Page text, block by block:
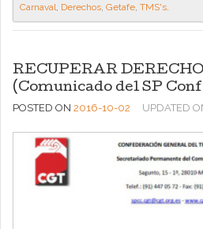
Carnaval Derechos Getafe TMS's
RECUPERAR
(Comunicado del SP
POSTED ON 2016-10-02 UPDATED